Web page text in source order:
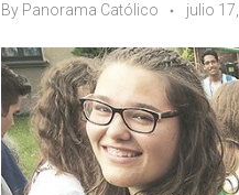
By Panorama Católico julio